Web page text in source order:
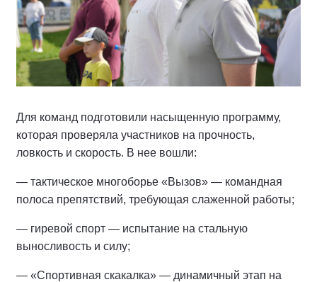
Для команд подготовили насыщенную программу,
которая проверяла участников на прочность,
ловкость и скорость. В нее вошли:
— тактическое многоборье «Вызов» — командная
полоса препятствий, требующая слаженной работы;
— гиревой спорт — испытание на стальную
выносливость и силу;
— «Спортивная скакалка» — динамичный этап на